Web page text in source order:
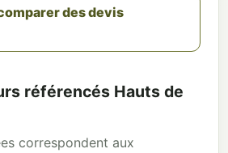
des devis
référencés Hauts de
correspondent aux